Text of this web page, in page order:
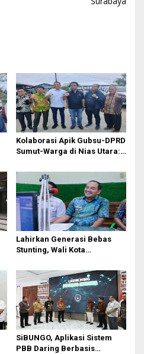
Kolaborasi Apik Gubsu-DPRD
Sumut-Warga di Nias Utara:
Akhirnya Diperbaiki
Lahirkan Generasi Bebas
Stunting, Wali Kota
Optimalisasi SP3 Catin
SiBUNGO, Aplikasi Sistem
PBB Daring Berbasis